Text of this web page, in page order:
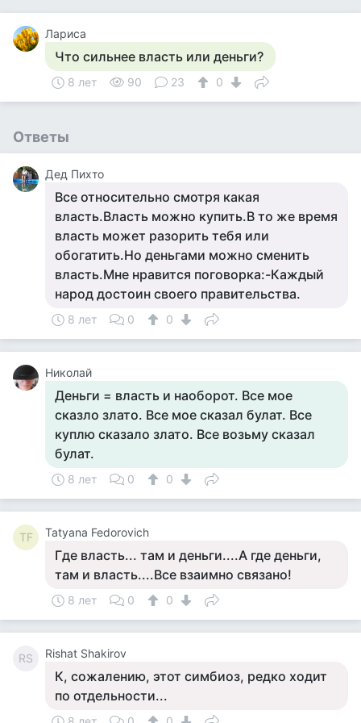
Лариса
Что сильнее власть или деньги?
8 лет 90 23 0
Ответы
Дед Пихто
Все относительно смотря какая
власть.Власть можно купить.В то же время
власть может разорить тебя или
обогатить.Но деньгами можно сменить
власть.Мне нравится поговорка:-Каждый
народ достоин своего правительства.
8 лет 0 0
Николай
Деньги = власть и наоборот. Все мое
сказло злато. Все мое сказал булат. Все
куплю сказало злато. Все возьму сказал
булат.
8 лет 0 0
TF Tatyana Fedorovich
Где власть... там и деньги....А где деньги,
там и власть....Все взаимно связано!
8 лет 0 0
RS Rishat Shakirov
К, сожалению, этот симбиоз, редко ходит
по отдельности...